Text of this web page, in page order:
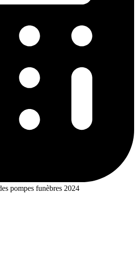
pompes funèbres 2024